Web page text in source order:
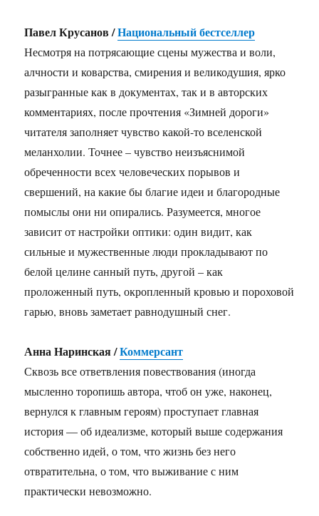
Павел Крусанов /Национальный бестселлер
Несмотря на потрясающие сцены мужества и воли,
алчности и коварства, смирения и великодушия, ярко
разыгранные как в документах, так и в авторских
комментариях, после прочтения «Зимней дороги»
читателя заполняет чувство какой-то вселенской
меланхолии. Точнее – чувство неизъяснимой
обреченности всех человеческих порывов и
свершений, на какие бы благие идеи и благородные
помыслы они ни опирались. Разумеется, многое
зависит от настройки оптики: один видит, как
сильные и мужественные люди прокладывают по
белой целине санный путь, другой – как
проложенный путь, окропленный кровью и пороховой
гарью, вновь заметает равнодушный снег.
Анна Наринская /Коммерсант
Сквозь все ответвления повествования (иногда
мысленно торопишь автора, чтоб он уже, наконец,
вернулся к главным героям) проступает главная
история — об идеализме, который выше содержания
собственно идей, о том, что жизнь без него
отвратительна, о том, что выживание с ним
практически невозможно.